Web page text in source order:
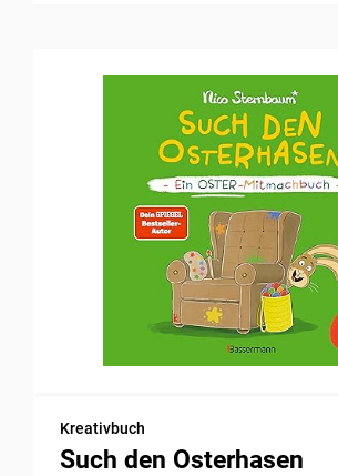
Kreativbuch
Such den Osterhasen